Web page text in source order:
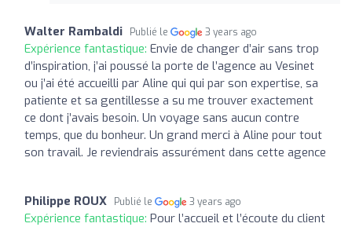
Walter Rambaldi Publié le 3 years ago
Expérience fantastique: Envie de changer d’air sans trop
d’inspiration, j’ai poussé la porte de l’agence au Vesinet
ou j’ai été accueilli par Aline qui qui par son expertise, sa
patiente et sa gentillesse a su me trouver exactement
ce dont j’avais besoin. Un voyage sans aucun contre
temps, que du bonheur. Un grand merci à Aline pour tout
son travail. Je reviendrais assurément dans cette agence
Philippe ROUX Publié le 3 years ago
Expérience fantastique: Pour l’accueil et l’écoute du client